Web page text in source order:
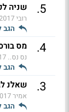
5
. שניה
רובי02:58
הגב
4
. מס
נס נס..
הגב
3
. שאלנ
אמיר
הגב